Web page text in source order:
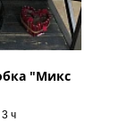
"Микс
ч